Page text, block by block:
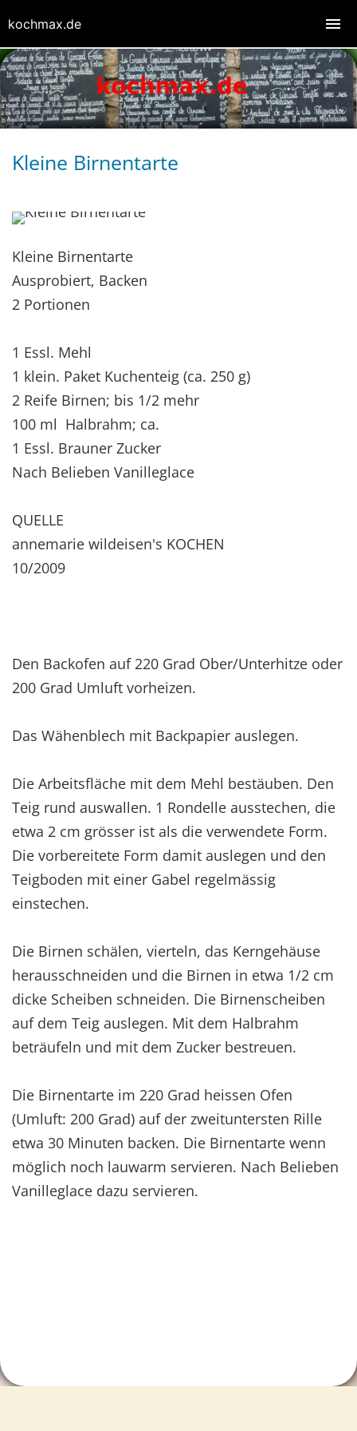
Kleine Birnentarte
Kleine Birnentarte
Ausprobiert, Backen
2 Portionen
1 Essl. Mehl
1 klein. Paket Kuchenteig (ca. 250 g)
2 Reife Birnen; bis 1/2 mehr
100 ml Halbrahm; ca.
1 Essl. Brauner Zucker
Nach Belieben Vanilleglace
QUELLE
annemarie wildeisen's KOCHEN
10/2009
Den Backofen auf 220 Grad Ober/Unterhitze oder
200 Grad Umluft vorheizen.
Das Wähenblech mit Backpapier auslegen.
Die Arbeitsfläche mit dem Mehl bestäuben. Den
Teig rund auswallen. 1 Rondelle ausstechen, die
etwa 2 cm grösser ist als die verwendete Form.
Die vorbereitete Form damit auslegen und den
Teigboden mit einer Gabel regelmässig
einstechen.
Die Birnen schälen, vierteln, das Kerngehäuse
herausschneiden und die Birnen in etwa 1/2 cm
dicke Scheiben schneiden. Die Birnenscheiben
auf dem Teig auslegen. Mit dem Halbrahm
beträufeln und mit dem Zucker bestreuen.
Die Birnentarte im 220 Grad heissen Ofen
(Umluft: 200 Grad) auf der zweituntersten Rille
etwa 30 Minuten backen. Die Birnentarte wenn
möglich noch lauwarm servieren. Nach Belieben
Vanilleglace dazu servieren.
kochmax.de